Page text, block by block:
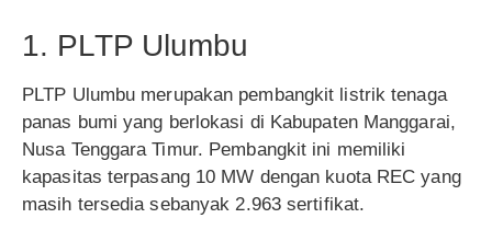
1. PLTP Ulumbu
PLTP Ulumbu merupakan pembangkit listrik tenaga
panas bumi yang berlokasi di Kabupaten Manggarai,
Nusa Tenggara Timur. Pembangkit ini memiliki
kapasitas terpasang 10 MW dengan kuota REC yang
masih tersedia sebanyak 2.963 sertifikat.